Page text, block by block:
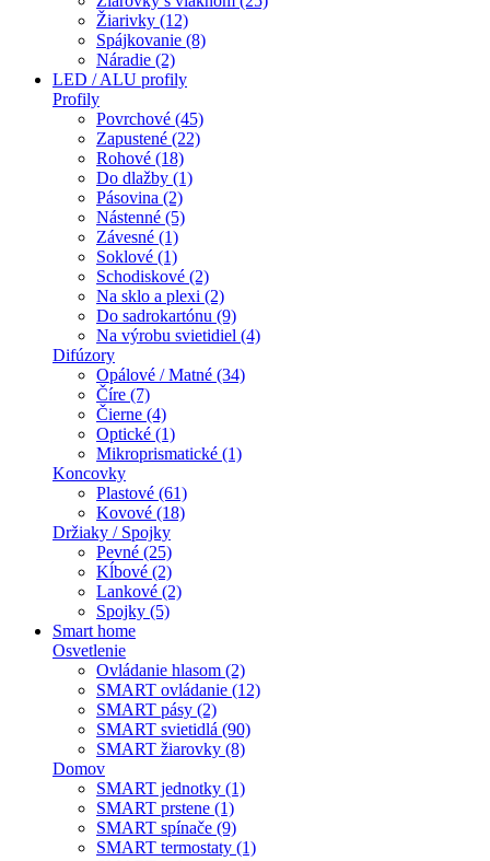
Žiarivky (12)
Spájkovanie (8)
Náradie (2)
LED / ALU profily
Profily
Povrchové (45)
Zapustené (22)
Rohové (18)
Do dlažby (1)
Pásovina (2)
Nástenné (5)
Závesné (1)
Soklové (1)
Schodiskové (2)
Na sklo a plexi (2)
Do sadrokartónu (9)
Na výrobu svietidiel (4)
Difúzory
Opálové / Matné (34)
Číre (7)
Čierne (4)
Optické (1)
Mikroprismatické (1)
Koncovky
Plastové (61)
Kovové (18)
Držiaky / Spojky
Pevné (25)
Kĺbové (2)
Lankové (2)
Spojky (5)
Smart home
Osvetlenie
Ovládanie hlasom (2)
SMART ovládanie (12)
SMART pásy (2)
SMART svietidlá (90)
SMART žiarovky (8)
Domov
SMART jednotky (1)
SMART prstene (1)
SMART spínače (9)
SMART termostaty (1)